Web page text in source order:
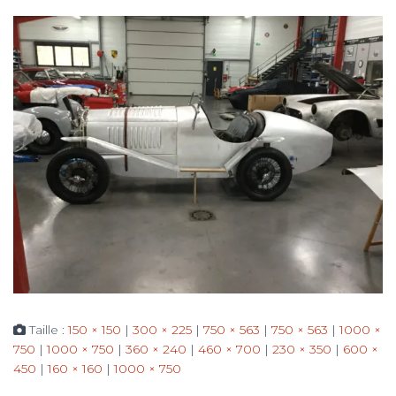
Taille :150 × 150 | 300 × 225 | 750 × 563 | 750 × 563 | 1000 ×
750 | 1000 × 750 | 360 × 240 | 460 × 700 | 230 × 350 | 600 ×
450 | 160 × 160 | 1000 × 750